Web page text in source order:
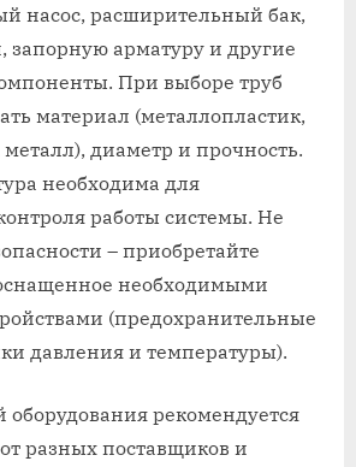
насос, расширительный бак,
запорную арматуру и другие
При выборе труб
материал (металлопластик,
диаметр и прочность.
необходима для
работы системы. Не
– приобретайте
необходимыми
(предохранительные
давления и температуры).
рекомендуется
разных поставщиков и